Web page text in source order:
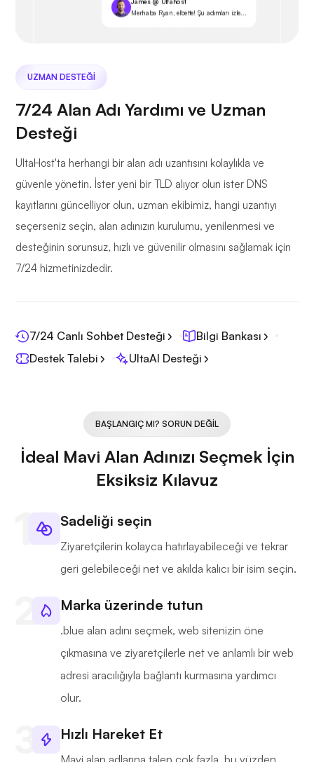
James @ Ultahost
Merhaba Ryan, elbette! Şu adımları izle...
UZMAN DESTEĞI
7/24 Alan Adı Yardımı ve Uzman
Desteği
UltaHost'ta herhangi bir alan adı uzantısını kolaylıkla ve
güvenle yönetin. İster yeni bir TLD alıyor olun ister DNS
kayıtlarını güncelliyor olun, uzman ekibimiz, hangi uzantıyı
seçerseniz seçin, alan adınızın kurulumu, yenilenmesi ve
desteğinin sorunsuz, hızlı ve güvenilir olmasını sağlamak için
7/24 hizmetinizdedir.
7/24 Canlı Sohbet Desteği
Bilgi Bankası
Destek Talebi
UltaAI Desteği
BAŞLANGIÇ MI? SORUN DEĞIL
İdeal Mavi Alan Adınızı Seçmek İçin
Eksiksiz Kılavuz
Sadeliği seçin
Ziyaretçilerin kolayca hatırlayabileceği ve tekrar
geri gelebileceği net ve akılda kalıcı bir isim seçin.
Marka üzerinde tutun
.blue alan adını seçmek, web sitenizin öne
çıkmasına ve ziyaretçilerle net ve anlamlı bir web
adresi aracılığıyla bağlantı kurmasına yardımcı
olur.
Hızlı Hareket Et